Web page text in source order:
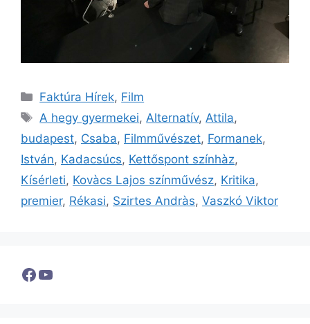
Kategória
Faktúra Hírek, Film
Címkék
A hegy gyermekei,Alternatív,Attila,
budapest, Csaba, Filmművészet, Formanek,
István, Kadacsúcs, Kettőspont színhàz,
Kísérleti, Kovàcs Lajos színművész, Kritika,
premier, Rékasi, Szirtes Andràs, Vaszkó Viktor
Facebook
YouTube